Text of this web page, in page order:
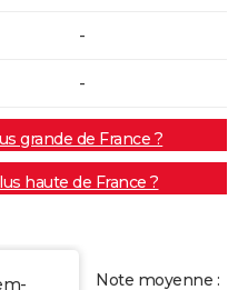
-
-
grande de France ?
haute de France ?
Note moyenne :